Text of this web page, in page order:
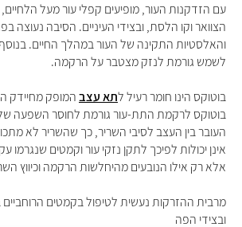
עם הזדקנות העור, מופיעים קפלי עור מעל
הצוואר וקו הלסת, ובצידי העיניים. הסיבה נעוצה
והאלסטיות התקינה של העור במהלך החיים.
לשמש גורמת לנזק מצטבר על הרקמה.
בוטוקס הינו חומר רעיל לתא עצבהמופק מחיידק
בוטוקס לרקמת התת-עור גורמת לחוסר השפעה
העובר בין העצב לסיבי השריר, כך שהשריר לא
אינן יכולות לפיכך לתקן נזקי עור וקמטים
אלא רק אילו הנובעים מהיחלשות הרקמה וכיווץ
מרבית ההזרקות נעשית לטיפול בקמטים הרוחביים
ובצידי הפה